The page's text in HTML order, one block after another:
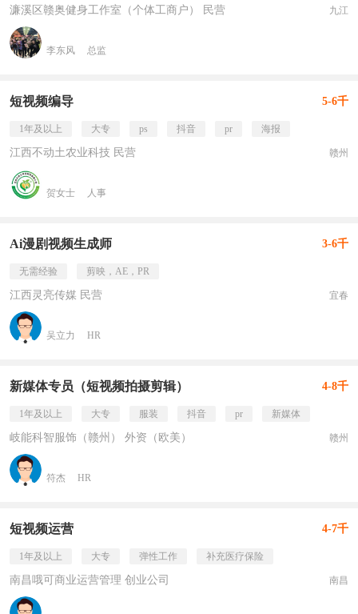
濂溪区赣奥健身工作室（个体工商户） 民营 九江
李东风 总监
短视频编导 5-6千
1年及以上 大专 ps 抖音 pr 海报
江西不动土农业科技 民营 赣州
贺女士 人事
Ai漫剧视频生成师 3-6千
无需经验 剪映，AE，PR
江西灵亮传媒 民营 宜春
吴立力 HR
新媒体专员（短视频拍摄剪辑） 4-8千
1年及以上 大专 服装 抖音 pr 新媒体
岐能科智服饰（赣州） 外资（欧美） 赣州
符杰 HR
短视频运营 4-7千
1年及以上 大专 弹性工作 补充医疗保险
南昌哦可商业运营管理 创业公司 南昌